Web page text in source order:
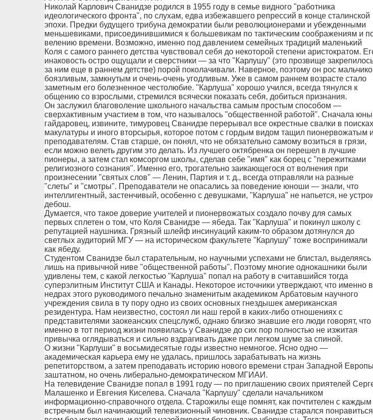
Николай Карлович Сванидзе родился в 1955 году в семье видного "работника
идеологического фронта", по слухам, едва избежавшего репрессий в конце сталинской
эпохи. Предки будущего трибуна демократии были революционерами и убежденными
меньшевиками, присоединившимися к большевикам по тактическим соображениям и
велению времени. Возможно, именно под давлением семейных традиций маленький
Коля с самого раннего детства чувствовал себя до некоторой степени аристократом.
инаковость остро ощущали и сверстники — за что "Карлушу" (это прозвище
за ним еще в раннем детстве) порой поколачивали. Наверное, поэтому он рос
боязливым, замкнутым и очень-очень угодливым. Уже в самом раннем возрасте стало
заметным его болезненное честолюбие. "Карлуша" хорошо учился, всегда тянулся к
общению со взрослыми, стремился всячески показать себя, добиться признания.
Он заслужил благоволение школьного начальства самым простым способом —
сверхактивным участием в том, что называлось "общественной работой". Сначала
гайдаровец, извините, тимуровец Сванидзе перерывал все окрестные свалки в поисках
макулатуры и иного вторсырья, которое потом с гордым видом тащил пионервожатым и
преподавателям. Став старше, он понял, что не обязательно самому возиться в грязи,
если можно велеть другим это делать. Из лучшего октябренка он перешел в лучшие
пионеры, а затем стал комсоргом школы, сделав себе "имя" как борец с "пережитками
религиозного сознания". Именно его, трогательно заикающегося от волнения при
произнесении "святых слов" — Ленин, Партия и т. д., всегда отправляли на разные
"слеты" и "смотры". Преподаватели не опасались за поведение юноши — знали, что
интеллигентный, застенчивый, особенно с девушками, "Карлуша" не напьется, не
дебош.
Думается, что такое доверие учителей и пионервожатых создало почву для самых
первых сплетен о том, что Коля Сванидзе — ябеда. Так "Карлуша" и покинул школу с
репутацией наушника. Грязный шлейф инсинуаций каким-то образом дотянулся до
светлых аудиторий МГУ — на историческом факультете "Карлушу" тоже воспринимали
как ябеду.
Студентом Сванидзе был старательным, но научными успехами не блистал, выделяясь
лишь на привычной ниве "общественной работы". Поэтому многие однокашники были
удивлены тем, с какой легкостью "Карлуша" попал на работу в считавшийся тогда
суперэлитным Институт США и Канады. Некоторое источники утверждают, что именно в
недрах этого руководимого печально знаменитым академиком Арбатовым научного
учреждения свила в ту пору одно из своих основных гнездышек американская
резидентура. Нам неизвестно, состоял ли наш герой в каких-либо отношениях с
представителями заокеанских спецслужб, однако близко знавшие его люди говорят, что
именно в тот период жизни появилась у Сванидзе до сих пор полностью не изжитая
привычка оглядываться и сильно вздрагивать даже при легком шуме за спиной.
О жизни "Карлуши" в восьмидесятые годы известно немногое. Ясно одно —
академическая карьера ему не удалась, пришлось зарабатывать на жизнь
репетиторством, а затем преподавать историю нового времени стран Западной
заштатном, но очень либерально-демократическом МГИАИ.
На телевидение Сванидзе попал в 1991 году — по приглашению своих приятелей
Малашенко и Евгения Киселева. Сначала "Карлушу" сделали начальником
информационно-справочного отдела. Старожилы еще помнят, как почтителен с каждым
встречным был начинающий телевизионный чиновник. Сванидзе старался понравиться